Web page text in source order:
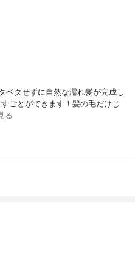
ベタせずに自然な濡れ髪が完成し
ごとができます！髪の毛だけじ
る